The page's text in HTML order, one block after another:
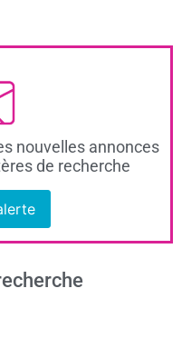
nouvelles annonces
de recherche